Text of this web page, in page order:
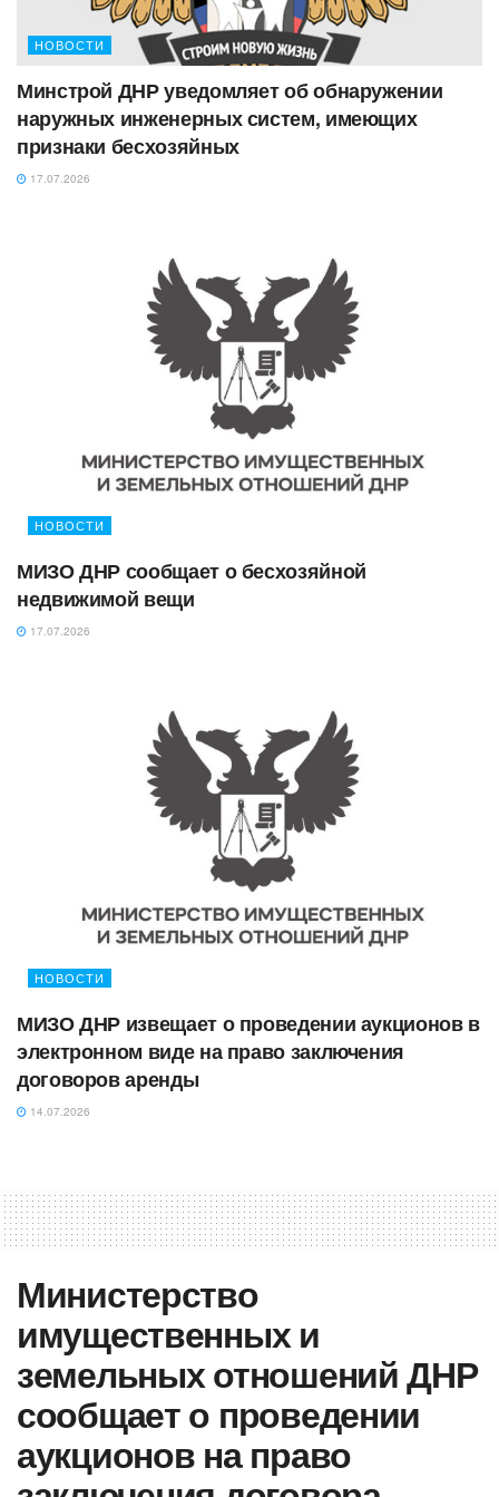
НОВОСТИ
Минстрой ДНР уведомляет об обнаружении
наружных инженерных систем, имеющих
признаки бесхозяйных
17.07.2026
НОВОСТИ
МИЗО ДНР сообщает о бесхозяйной
недвижимой вещи
17.07.2026
НОВОСТИ
МИЗО ДНР извещает о проведении аукционов в
электронном виде на право заключения
договоров аренды
14.07.2026
Министерство
имущественных и
земельных отношений ДНР
сообщает о проведении
аукционов на право